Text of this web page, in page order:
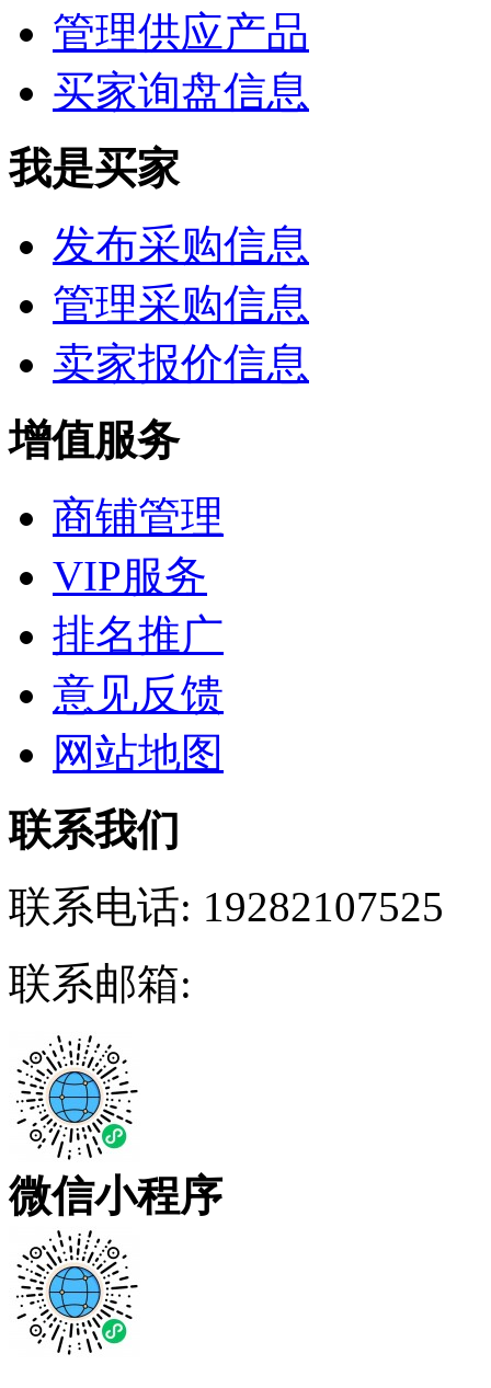
管理供应产品
买家询盘信息
我是买家
发布采购信息
管理采购信息
卖家报价信息
增值服务
商铺管理
VIP服务
排名推广
意见反馈
网站地图
联系我们
联系电话: 19282107525
联系邮箱:
微信小程序